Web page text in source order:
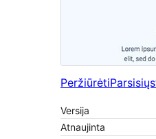
Peržiūrėti
Versija
Atnaujinta